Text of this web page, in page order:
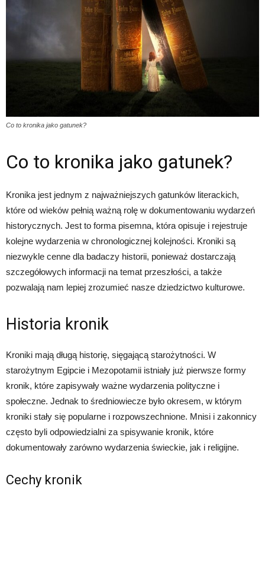
Co to kronika jako gatunek?
Co to kronika jako gatunek?
Kronika jest jednym z najważniejszych gatunków literackich,
które od wieków pełnią ważną rolę w dokumentowaniu wydarzeń
historycznych. Jest to forma pisemna, która opisuje i rejestruje
kolejne wydarzenia w chronologicznej kolejności. Kroniki są
niezwykle cenne dla badaczy historii, ponieważ dostarczają
szczegółowych informacji na temat przeszłości, a także
pozwalają nam lepiej zrozumieć nasze dziedzictwo kulturowe.
Historia kronik
Kroniki mają długą historię, sięgającą starożytności. W
starożytnym Egipcie i Mezopotamii istniały już pierwsze formy
kronik, które zapisywały ważne wydarzenia polityczne i
społeczne. Jednak to średniowiecze było okresem, w którym
kroniki stały się popularne i rozpowszechnione. Mnisi i zakonnicy
często byli odpowiedzialni za spisywanie kronik, które
dokumentowały zarówno wydarzenia świeckie, jak i religijne.
Cechy kronik